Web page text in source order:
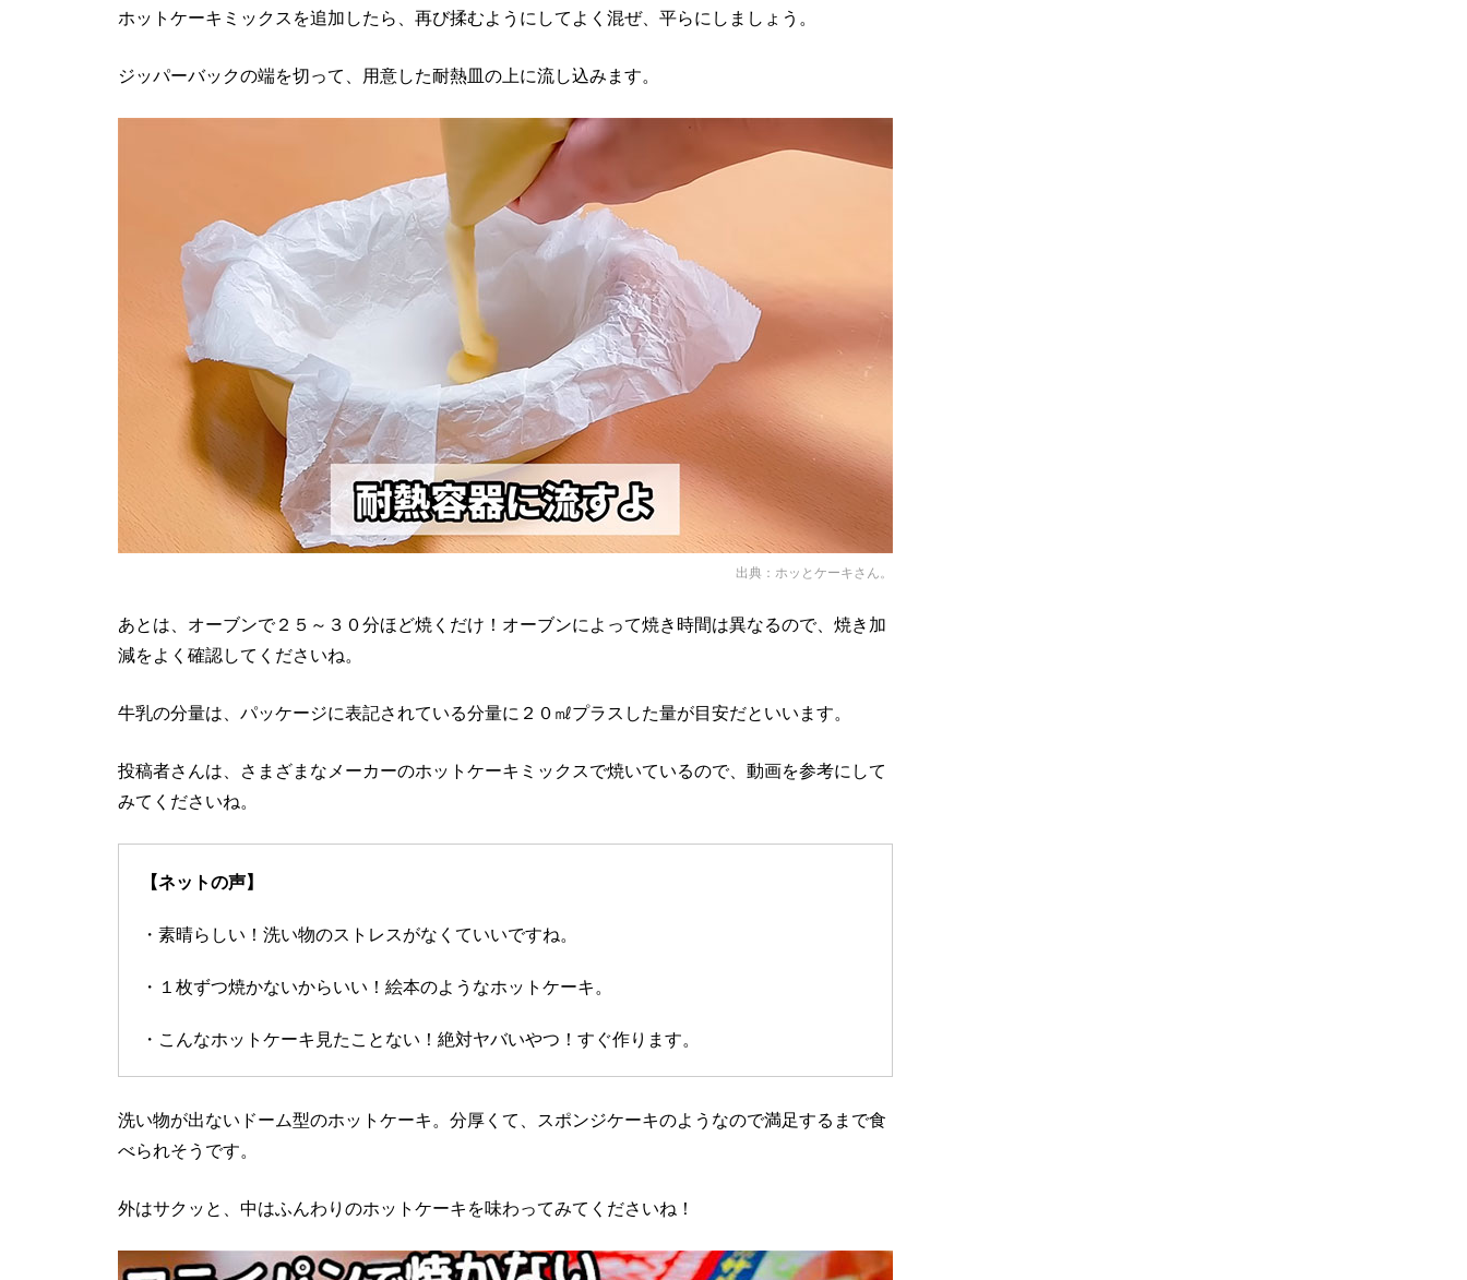
ホットケーキミックスを追加したら、再び揉むようにしてよく混ぜ、平らにしましょう。
ジッパーバックの端を切って、用意した耐熱皿の上に流し込みます。
出典： ホッとケーキさん。
あとは、オーブンで２５～３０分ほど焼くだけ！オーブンによって焼き時間は異なるので、焼き加
減をよく確認してくださいね。
牛乳の分量は、パッケージに表記されている分量に２０㎖プラスした量が目安だといいます。
投稿者さんは、さまざまなメーカーのホットケーキミックスで焼いているので、動画を参考にして
みてくださいね。
【ネットの声】
・素晴らしい！洗い物のストレスがなくていいですね。
・１枚ずつ焼かないからいい！絵本のようなホットケーキ。
・こんなホットケーキ見たことない！絶対ヤバいやつ！すぐ作ります。
洗い物が出ないドーム型のホットケーキ。分厚くて、スポンジケーキのようなので満足するまで食
べられそうです。
外はサクッと、中はふんわりのホットケーキを味わってみてくださいね！